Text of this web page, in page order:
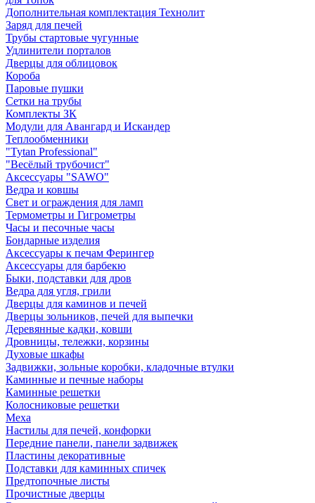
Дополнительная комплектация Технолит
Заряд для печей
Трубы стартовые чугунные
Удлинители порталов
Дверцы для облицовок
Короба
Паровые пушки
Сетки на трубы
Комплекты ЗК
Модули для Авангард и Искандер
Теплообменники
"Tytan Professional"
"Весёлый трубочист"
Аксессуары "SAWO"
Ведра и ковшы
Свет и ограждения для ламп
Термометры и Гигрометры
Часы и песочные часы
Бондарные изделия
Аксессуары к печам Ферингер
Аксессуары для барбекю
Быки, подставки для дров
Ведра для угля, грили
Дверцы для каминов и печей
Дверцы зольников, печей для выпечки
Деревянные кадки, ковши
Дровницы, тележки, корзины
Духовые шкафы
Задвижки, зольные коробки, кладочные втулки
Каминные и печные наборы
Каминные решетки
Колосниковые решетки
Меха
Настилы для печей, конфорки
Передние панели, панели задвижек
Пластины декоративные
Подставки для каминных спичек
Предтопочные листы
Прочистные дверцы